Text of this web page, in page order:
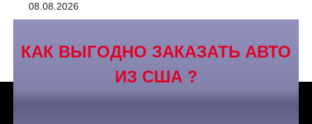
08.08.2026
КАК ВЫГОДНО ЗАКАЗАТЬ АВТО
ИЗ США ?